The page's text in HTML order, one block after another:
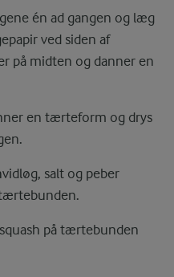
én ad gangen og læg
ved siden af
på midten og danner en
en tærteform og drys
salt og peber
på tærtebunden